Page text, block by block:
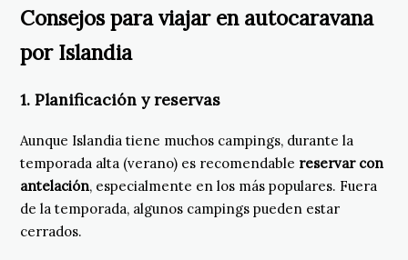
Consejos para viajar en autocaravana
por Islandia
1. Planificación y reservas
Aunque Islandia tiene muchos campings, durante la
temporada alta (verano) es recomendable reservar con
antelación, especialmente en los más populares. Fuera
de la temporada, algunos campings pueden estar
cerrados.